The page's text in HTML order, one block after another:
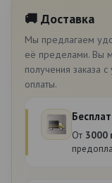
🚚 Доставка
Мы предлагаем
её пределами. Вы
получения заказа
оплаты.
От 3000